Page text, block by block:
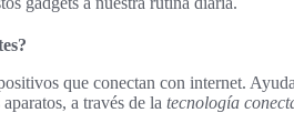
que conectan con internet.
a través de la tecnología